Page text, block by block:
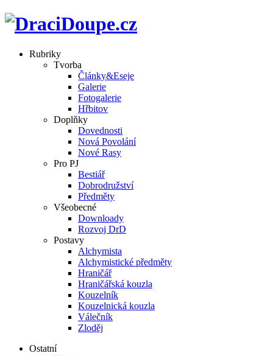
Rubriky
Tvorba
Články&Eseje
Galerie
Fotogalerie
Hřbitov
Doplňky
Dovednosti
Nová Povolání
Nové Rasy
Pro PJ
Bestiář
Dobrodružství
Předměty
Všeobecné
Downloady
Rozvoj DrD
Postavy
Alchymista
Alchymistické předměty
Hraničář
Hraničářská kouzla
Kouzelník
Kouzelnická kouzla
Válečník
Zloděj
Ostatní